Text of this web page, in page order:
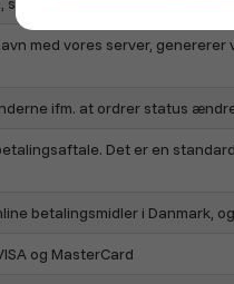
med vores server,
ifm. at ordrer status
Det er en
betalingsmidler i Danmark,
og MasterCard